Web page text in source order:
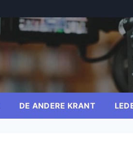
DE ANDERE KRANT